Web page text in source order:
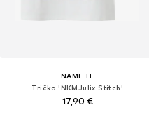
NAME IT
Tričko 'NKMJulix Stitch'
17,90 €